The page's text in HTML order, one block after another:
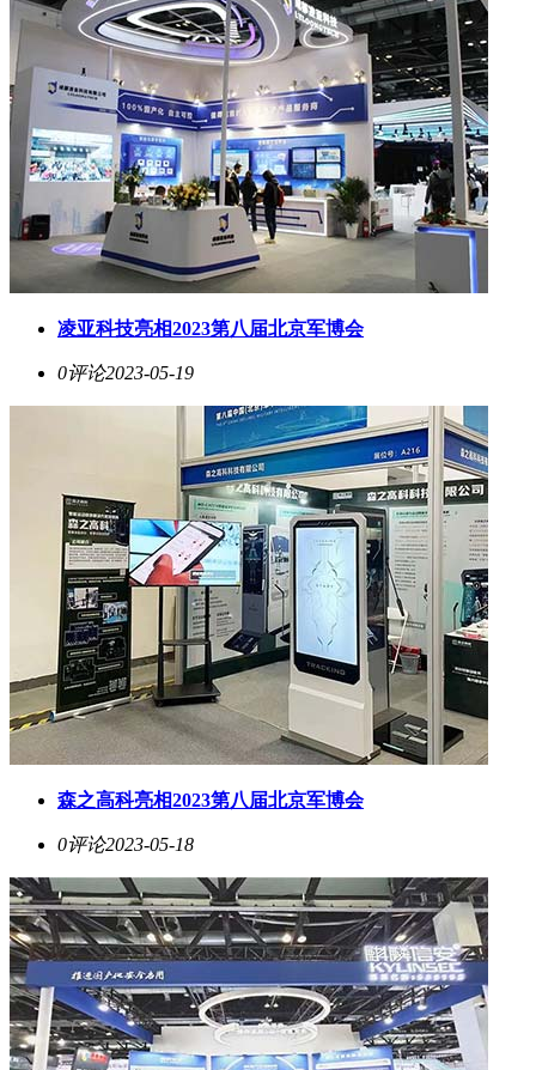
凌亚科技亮相2023第八届北京军博会
0评论2023-05-19
森之高科亮相2023第八届北京军博会
0评论2023-05-18